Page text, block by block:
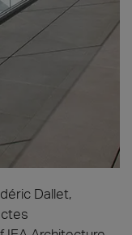
Dallet,